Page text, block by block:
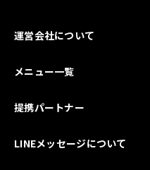
運営会社について
メニュー一覧
提携パートナー
LINEメッセージについて